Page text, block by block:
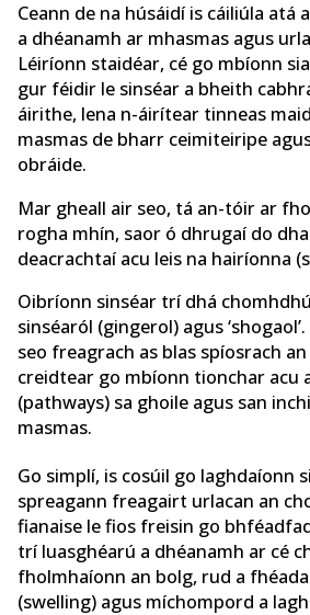
Ceann de na húsáidí is cáiliúla atá
a dhéanamh ar mhasmas agus
Léiríonn staidéar, cé go mbíonn
gur féidir le sinséar a bheith
áirithe, lena n-áirítear tinneas
masmas de bharr ceimiteiripe
obráide.
Mar gheall air seo, tá an-tóir ar
rogha mhín, saor ó dhrugaí do
deacrachtaí acu leis na hairíonna
Oibríonn sinséar trí dhá
sinséaról (gingerol) agus
seo freagrach as blas spíosrach
creidtear go mbíonn tionchar acu
(pathways) sa ghoile agus san
masmas.
Go simplí, is cosúil go laghdaíonn
spreagann freagairt urlacan an
fianaise le fios freisin go
trí luasghéarú a dhéanamh ar cé
fholmhaíonn an bolg, rud a
(swelling) agus míchompord a